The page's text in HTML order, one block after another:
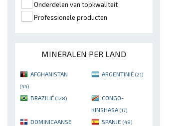
Onderdelen van topkwaliteit
Professionele producten
MINERALEN PER LAND
AFGHANISTAN
(44)
ARGENTINIË (21)
BRAZILIË (128)
CONGO-
KINSHASA (17)
DOMINICAANSE
SPANJE (48)